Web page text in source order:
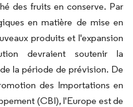
des fruits en conserve. Par
en matière de mise en
produits et l'expansion
devraient soutenir la
la période de prévision. De
des Importations en
(CBI), l'Europe est de